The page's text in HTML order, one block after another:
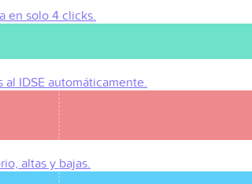
en solo 4 clicks.
IDSE automáticamente.
altas y bajas.